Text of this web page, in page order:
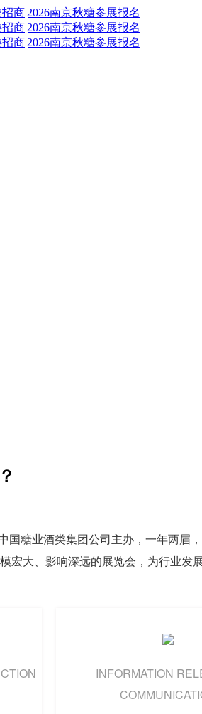
国糖业酒类集团公司主办，一年两届
大、影响深远的展览会，为行业发
INFORMATION